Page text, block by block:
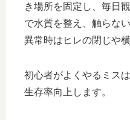
き場所を固定し、毎日
で水質を整え、触らな
異常時はヒレの閉じや
初心者がよくやるミス
生存率向上します。